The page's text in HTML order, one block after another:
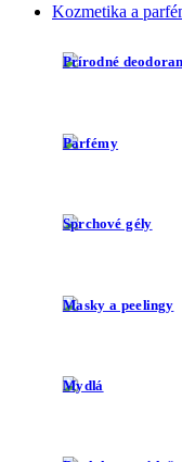
Kozmetika a
Prírodné
Parfémy
Sprchové gély
Masky a peelingy
Mydlá